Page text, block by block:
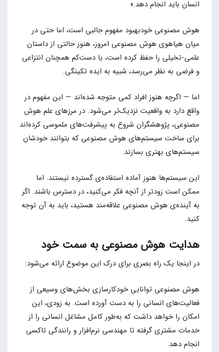
انسان باید انجام دهد.»
هوش مصنوعی خودبهبود مفهوم جالبی است، اما حتی در
میان هیاهوی هوش مصنوعی امروز، هنوز حالتی از داستان
علمی-تخیلی را حفظ کرده است، یا دست‌کم همچنان انتزاعی
و فرضی به نظر می‌رسد، شبیه به ایده تکینگی.
اما — اگرچه هنوز افراد کمی متوجه شده‌اند — این مفهوم در
واقع دارد به واقعیت نزدیک‌تر می‌شود. در مرزهای علم هوش
مصنوعی، پژوهشگران شروع به پیشرفت‌های ملموسی کرده‌اند
برای ساخت سیستم‌های هوش مصنوعی که بتوانند خودشان
سیستم‌های بهتری بسازند.
این سیستم‌ها هنوز آماده استفاده‌ی گسترده نیستند. اما
ممکن است زودتر از آنچه فکر می‌کنید، در دسترس باشند. اگر
به آینده‌ی هوش مصنوعی علاقه‌مند هستید، باید به آن توجه
کنید.
هدایت هوش مصنوعی به سمت خود
در اینجا یک راه بصری برای درک این موضوع ارائه می‌شود:
هوش مصنوعی توانایی خودکارسازی بخش‌های وسیعی از
فعالیت‌های انسانی را به دست آورده است. به زودی، این
امکان را خواهد داشت که به‌طور کامل مشاغل انسانی را از
خدمات مشتری گرفته تا مهندسی نرم‌افزار و رانندگی تاکسی
انجام دهد.